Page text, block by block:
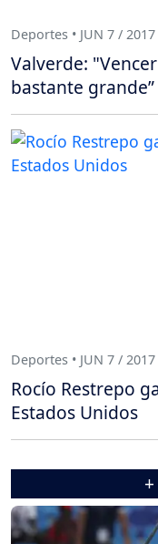
Deportes • JUN 7 / 2017
Valverde:
bastante grande”
Deportes • JUN 7 / 2017
Rocío Restrepo
Estados Unidos